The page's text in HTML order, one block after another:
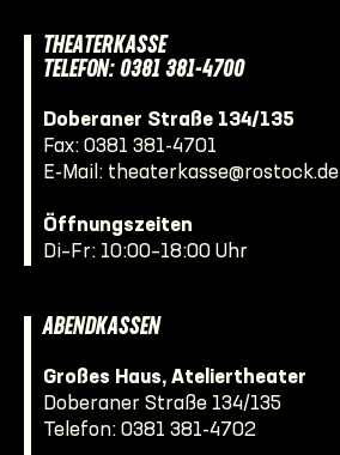
THEATERKASSE
TELEFON: 0381 381-4700
Doberaner Straße 134/135
Fax: 0381 381-4701
E-Mail: theaterkasse@rostock.de
Öffnungszeiten
Di–Fr: 10:00–18:00 Uhr
ABENDKASSEN
Großes Haus, Ateliertheater
Doberaner Straße 134/135
Telefon: 0381 381-4702